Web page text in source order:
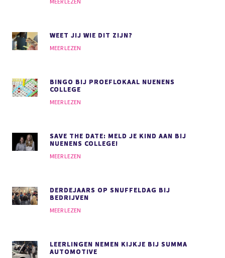
MEER LEZEN
WEET JIJ WIE DIT ZIJN?
MEER LEZEN
BINGO BIJ PROEFLOKAAL NUENENS
COLLEGE
MEER LEZEN
SAVE THE DATE: MELD JE KIND AAN BIJ
NUENENS COLLEGE!
MEER LEZEN
DERDEJAARS OP SNUFFELDAG BIJ
BEDRIJVEN
MEER LEZEN
LEERLINGEN NEMEN KIJKJE BIJ SUMMA
AUTOMOTIVE